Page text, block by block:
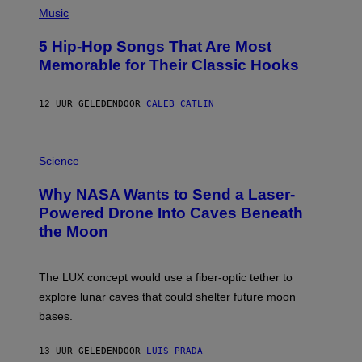
P
T
O
B
T
G
R
N
I
T
Z
I
M
E
Music
5 Hip-Hop Songs That Are Most
Memorable for Their Classic Hooks
12 UUR GELEDEN DOOR CALEB CATLIN
H
O
:
N
A
D
R
I
L
Science
Why NASA Wants to Send a Laser-
Powered Drone Into Caves Beneath
the Moon
The LUX concept would use a fiber-optic tether to
explore lunar caves that could shelter future moon
bases.
13 UUR GELEDEN DOOR LUIS PRADA